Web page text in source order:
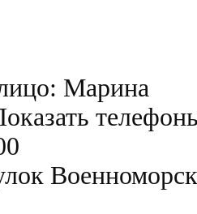
Марина